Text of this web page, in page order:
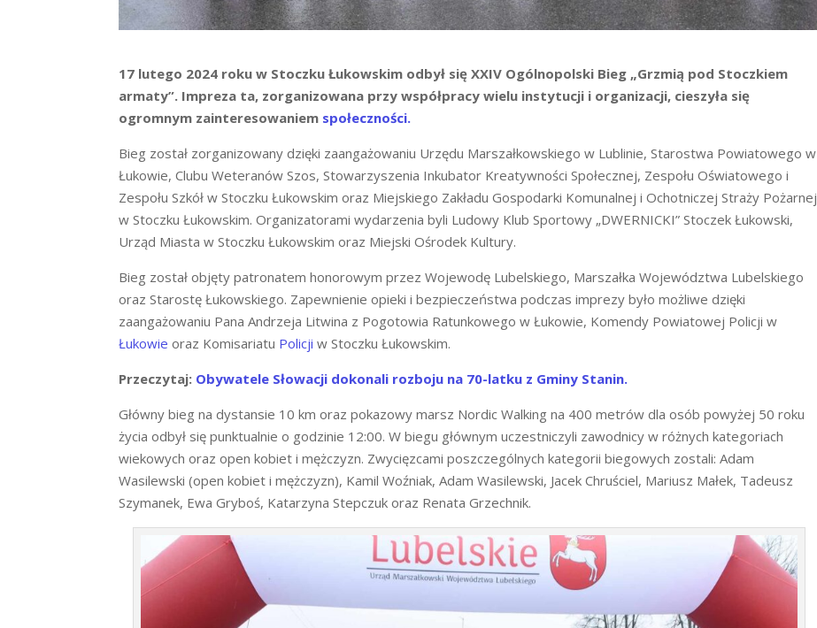
17 lutego 2024 roku w Stoczku Łukowskim odbył się XXIV Ogólnopolski Bieg „Grzmią pod Stoczkiem
armaty”. Impreza ta, zorganizowana przy współpracy wielu instytucji i organizacji, cieszyła się
ogromnym zainteresowaniem społeczności.
Bieg został zorganizowany dzięki zaangażowaniu Urzędu Marszałkowskiego w Lublinie, Starostwa Powiatowego w
Łukowie, Clubu Weteranów Szos, Stowarzyszenia Inkubator Kreatywności Społecznej, Zespołu Oświatowego i
Zespołu Szkół w Stoczku Łukowskim oraz Miejskiego Zakładu Gospodarki Komunalnej i Ochotniczej Straży Pożarnej
w Stoczku Łukowskim. Organizatorami wydarzenia byli Ludowy Klub Sportowy „DWERNICKI” Stoczek Łukowski,
Urząd Miasta w Stoczku Łukowskim oraz Miejski Ośrodek Kultury.
Bieg został objęty patronatem honorowym przez Wojewodę Lubelskiego, Marszałka Województwa Lubelskiego
oraz Starostę Łukowskiego. Zapewnienie opieki i bezpieczeństwa podczas imprezy było możliwe dzięki
zaangażowaniu Pana Andrzeja Litwina z Pogotowia Ratunkowego w Łukowie, Komendy Powiatowej Policji w
Łukowie oraz Komisariatu Policji w Stoczku Łukowskim.
Przeczytaj: Obywatele Słowacji dokonali rozboju na 70-latku z Gminy Stanin.
Główny bieg na dystansie 10 km oraz pokazowy marsz Nordic Walking na 400 metrów dla osób powyżej 50 roku
życia odbył się punktualnie o godzinie 12:00. W biegu głównym uczestniczyli zawodnicy w różnych kategoriach
wiekowych oraz open kobiet i mężczyzn. Zwycięzcami poszczególnych kategorii biegowych zostali: Adam
Wasilewski (open kobiet i mężczyzn), Kamil Woźniak, Adam Wasilewski, Jacek Chruściel, Mariusz Małek, Tadeusz
Szymanek, Ewa Gryboś, Katarzyna Stepczuk oraz Renata Grzechnik.